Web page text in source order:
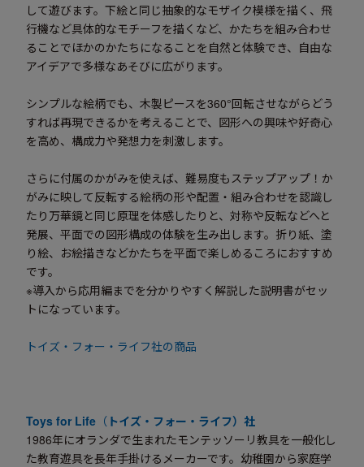
して遊びます。下絵と同じ抽象的なモザイク模様を描く、飛
行機など具体的なモチーフを描くなど、かたちを組み合わせ
ることでほかのかたちになることを自然と体験でき、自由な
アイデアで多様なあそびに広がります。
シンプルな絵柄でも、木製ピースを360°回転させながらどう
すれば再現できるかを考えることで、図形への興味や好奇心
を高め、構成力や発想力を刺激します。
さらに付属のかがみを使えば、難易度もステップアップ！か
がみに映して反転する絵柄の形や配置・組み合わせを認識し
たり万華鏡と同じ原理を体感したりと、対称や反転などへと
発展、平面での図形構成の体験を生み出します。折り紙、塗
り絵、お絵描きなどかたちを平面で楽しめるころにおすすめ
です。
※導入から応用編までを分かりやすく解説した説明書がセッ
トになっています。
トイズ・フォー・ライフ社の商品
Toys for Life （ トイズ・フォー・ライフ）社
1986年にオランダで生まれたモンテッソーリ教具を一般化し
た教育遊具を長年手掛けるメーカーです。幼稚園から家庭学